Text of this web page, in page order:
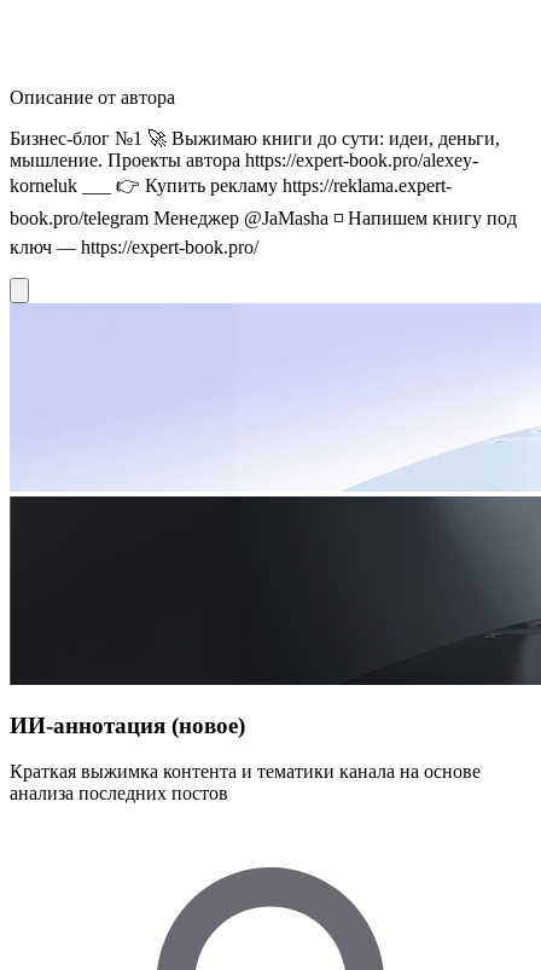
Описание от автора
Бизнес-блог №1 🚀 Выжимаю книги до сути: идеи, деньги,
мышление. Проекты автора https://expert-book.pro/alexey-
korneluk ___ 👉 Купить рекламу https://reklama.expert-
book.pro/telegram Менеджер @JaMasha ◽️ Напишем книгу под
ключ — https://expert-book.pro/
ИИ-аннотация (новое)
Краткая выжимка контента и тематики канала на основе
анализа последних постов